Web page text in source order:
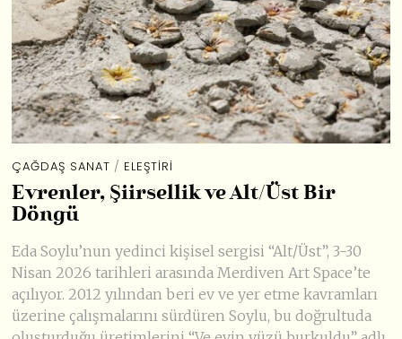
ÇAĞDAŞ SANAT / ELEŞTIRI
Evrenler, Şiirsellik ve Alt/Üst Bir
Döngü
Eda Soylu’nun yedinci kişisel sergisi “Alt/Üst”, 3-30
Nisan 2026 tarihleri arasında Merdiven Art Space’te
açılıyor. 2012 yılından beri ev ve yer etme kavramları
üzerine çalışmalarını sürdüren Soylu, bu doğrultuda